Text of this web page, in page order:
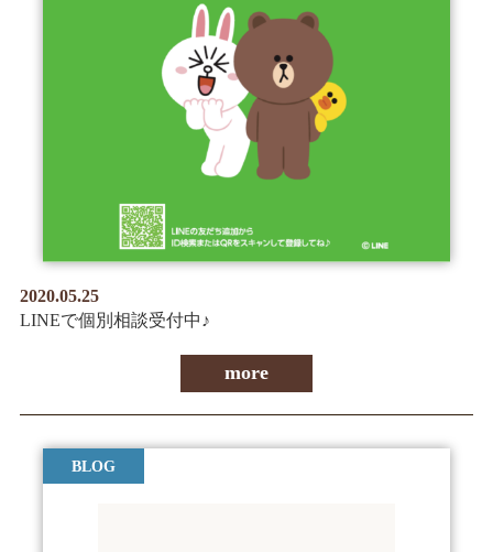
2020.05.25
LINEで個別相談受付中♪
more
BLOG